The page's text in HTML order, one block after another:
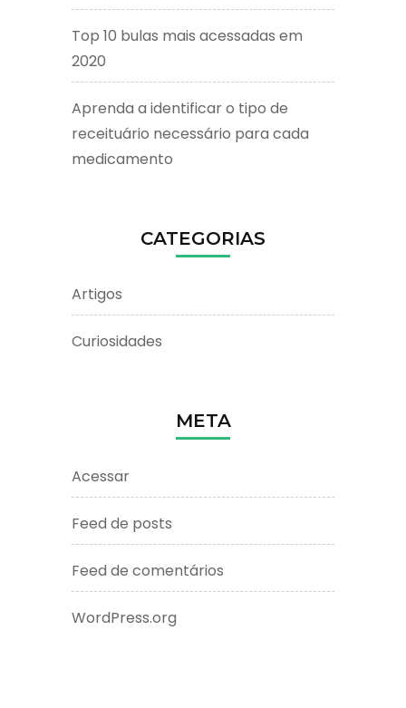
Top 10 bulas mais acessadas em
2020
Aprenda a identificar o tipo de
receituário necessário para cada
medicamento
CATEGORIAS
Artigos
Curiosidades
META
Acessar
Feed de posts
Feed de comentários
WordPress.org